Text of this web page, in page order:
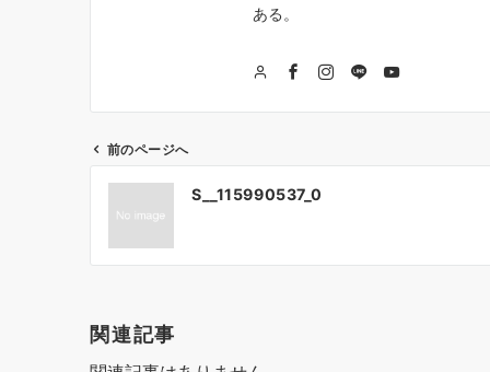
ある。
投
ナ
ゲ
前のページへ
S__115990537_0
関連記事